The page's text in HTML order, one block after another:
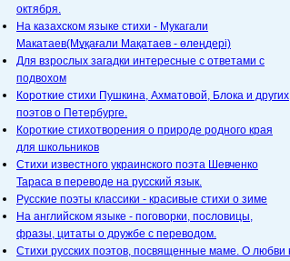
октября.
На казахском языке стихи - Мукагали
Макатаев(Мұқағали Мақатаев - өлеңдері)
Для взрослых загадки интересные с ответами с
подвохом
Короткие стихи Пушкина, Ахматовой, Блока и других
поэтов о Петербурге.
Короткие стихотворения о природе родного края
для школьников
Стихи известного украинского поэта Шевченко
Тараса в переводе на русский язык.
Русские поэты классики - красивые стихи о зиме
На английском языке - поговорки, пословицы,
фразы, цитаты о дружбе с переводом.
Стихи русских поэтов, посвященные маме. О любви